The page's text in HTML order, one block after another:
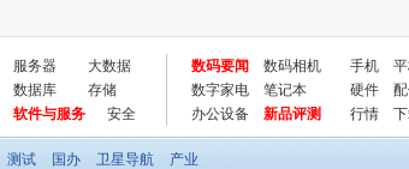
服务器
大数据
数据库
存储
软件与服务 安全
数码要闻 数码相机 手机
数字家电
笔记本 硬件
办公设备
新品评测 行情
测试 国办 卫星导航 产业